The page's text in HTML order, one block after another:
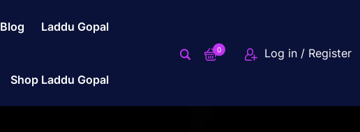
Blog Laddu Gopal
Shop Laddu Gopal
0 Log in / Register